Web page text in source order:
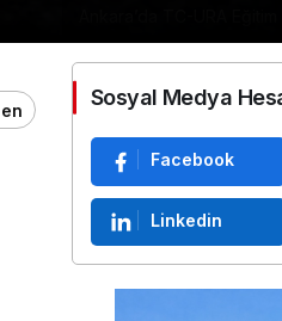
Sosyal Medya
Facebook
Linkedin